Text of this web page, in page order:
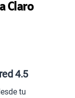
Claro
4.5
tu